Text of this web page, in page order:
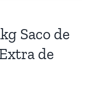
Saco de
de